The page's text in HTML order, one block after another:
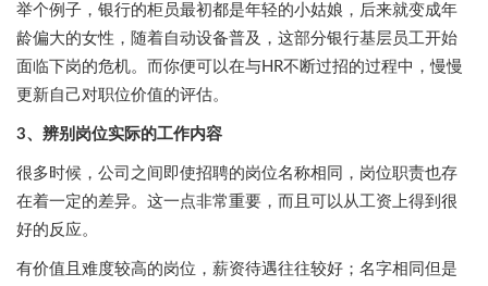
举个例子，银行的柜员最初都是年轻的小姑娘，后来就变成年
龄偏大的女性，随着自动设备普及，这部分银行基层员工开始
面临下岗的危机。而你便可以在与HR不断过招的过程中，慢慢
更新自己对职位价值的评估。
3、辨别岗位实际的工作内容
很多时候，公司之间即使招聘的岗位名称相同，岗位职责也存
在着一定的差异。这一点非常重要，而且可以从工资上得到很
好的反应。
有价值且难度较高的岗位，薪资待遇往往较好；名字相同但是